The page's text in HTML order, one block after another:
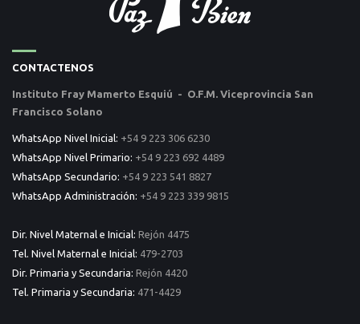
CONTACTENOS
Instituto Fray Mamerto Esquiú - O.F.M. Viceprovincia San
Francisco Solano
WhatsApp Nivel Inicial: +54 9 223 306 6230
WhatsApp Nivel Primario: +54 9 223 692 4489
WhatsApp Secundario: +54 9 223 541 8827
WhatsApp Administración: +54 9 223 339 9815
Dir. Nivel Maternal e Inicial: Rejón 4475
Tel. Nivel Maternal e Inicial: 479-2703
Dir. Primaria y Secundaria: Rejón 4420
Tel. Primaria y Secundaria: 471-4429